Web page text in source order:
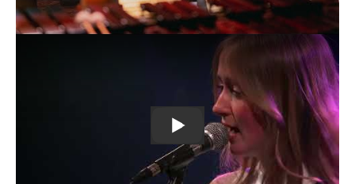
ISE Live at AB - Ancienne